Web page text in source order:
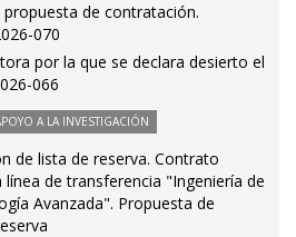
de contratación.
070
por la que se declara desierto el
066
A LA INVESTIGACIÓN
de lista de reserva. Contrato
de transferencia "Ingeniería de
Avanzada". Propuesta de